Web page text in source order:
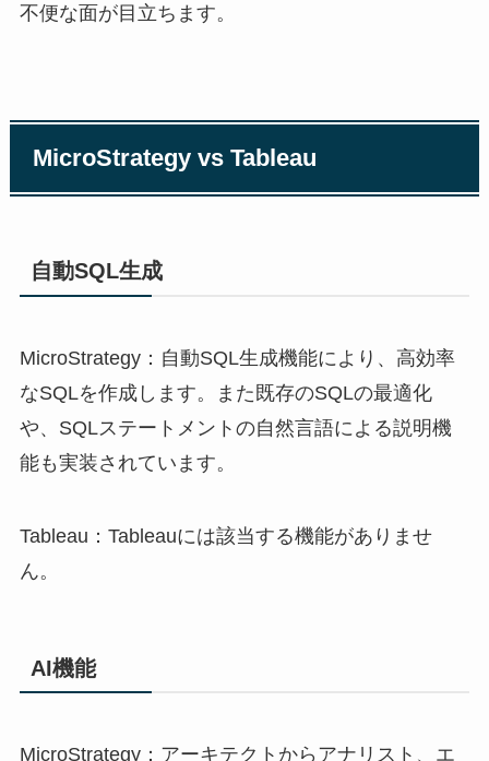
不便な面が目立ちます。
MicroStrategy vs Tableau
自動SQL生成
MicroStrategy：自動SQL生成機能により、高効率
なSQLを作成します。また既存のSQLの最適化
や、SQLステートメントの自然言語による説明機
能も実装されています。
Tableau：Tableauには該当する機能がありませ
ん。
AI機能
MicroStrategy：アーキテクトからアナリスト、エ